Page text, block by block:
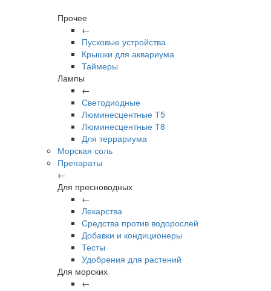
Прочее
←
Пусковые устройства
Крышки для аквариума
Таймеры
Лампы
←
Светодиодные
Люминесцентные Т5
Люминесцентные Т8
Для террариума
Морская соль
Препараты
←
Для пресноводных
←
Лекарства
Средства против водорослей
Добавки и кондиционеры
Тесты
Удобрения для растений
Для морских
←